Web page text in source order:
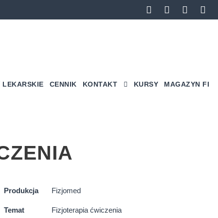
LEKARSKIE CENNIK KONTAKT KURSY MAGAZYN FI
Produkcja Fizjomed
Temat Fizjoterapia ćwiczenia